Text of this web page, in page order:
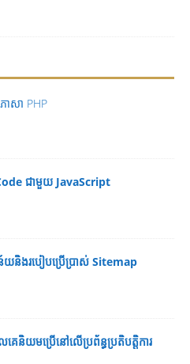
ា​សា PHP
ជាមួយ JavaScript
និង​របៀប​​ប្រើ​ប្រាស់​ Sitemap
និយម​​ប្រើ​​នៅ​លើ​​ប្រព័ន្ធ​​ប្រតិបត្តិការ​